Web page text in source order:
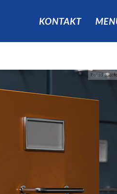
KONTAKT
Foto:Foto: